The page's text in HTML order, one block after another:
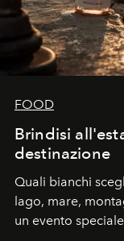
FOOD
Brindisi
destinazione
Quali bianchi
lago, mare,
un evento